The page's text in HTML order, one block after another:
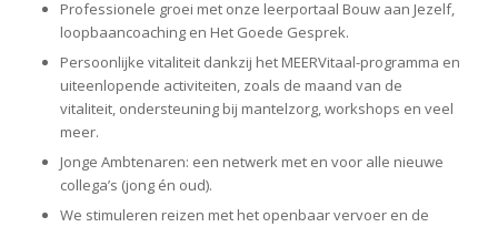
Professionele groei met onze leerportaal Bouw aan Jezelf,
loopbaancoaching en Het Goede Gesprek.
Persoonlijke vitaliteit dankzij het MEERVitaal-programma en
uiteenlopende activiteiten, zoals de maand van de
vitaliteit, ondersteuning bij mantelzorg, workshops en veel
meer.
Jonge Ambtenaren: een netwerk met en voor alle nieuwe
collega’s (jong én oud).
We stimuleren reizen met het openbaar vervoer en de